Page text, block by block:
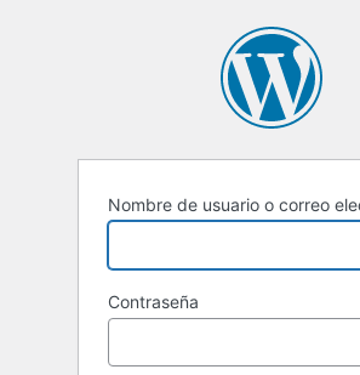
Nombre de usuario o correo
Contraseña